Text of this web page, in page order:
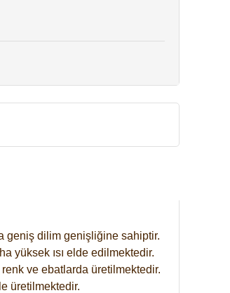
geniş dilim genişliğine sahiptir.
yüksek ısı elde edilmektedir.
ve ebatlarda üretilmektedir.
üretilmektedir.